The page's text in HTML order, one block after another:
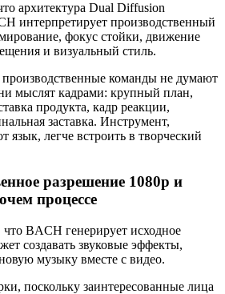
архитектура Dual Diffusion
интерпретирует производственный
фокус стойки, движение
и визуальный стиль.
команды не думают
мыслят кадрами: крупный план,
продукта, кадр реакции,
заставка. Инструмент,
язык, легче встроить в творческий
разрешение 1080p и
процессе
BACH генерирует исходное
создавать звуковые эффекты,
музыку вместе с видео.
поскольку заинтересованные лица